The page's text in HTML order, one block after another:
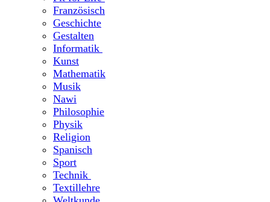
Französisch
Geschichte
Gestalten
Informatik
Kunst
Mathematik
Musik
Nawi
Philosophie
Physik
Religion
Spanisch
Sport
Technik
Textillehre